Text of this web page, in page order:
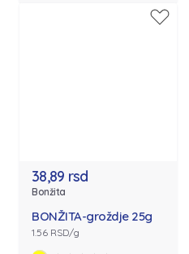
38,89 rsd
Bonžita
BONŽITA-groždje 25g
1.56 RSD/g